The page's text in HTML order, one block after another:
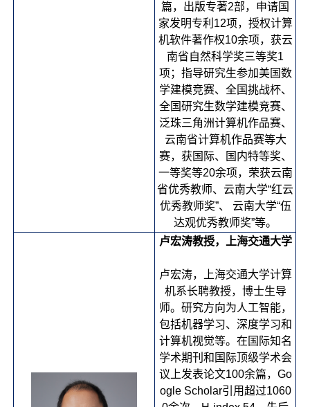
篇，出版专著2部，申请国
家发明专利12项，授权计算
机软件著作权10余项，获云
南省自然科学奖三等奖1
项；指导研究生参加美国数
学建模竞赛、全国挑战杯、
全国研究生数学建模竞赛、
泛珠三角洲计算机作品赛、
云南省计算机作品赛等大
赛，获国际、国内特等奖、
一等奖等20余项，荣获云南
省优秀教师、云南大学“红云
优秀教师奖”、 云南大学“伍
达观优秀教师奖”等。
卢宏涛教授，上海交通大学
卢宏涛，上海交通大学计算
机系长聘教授，博士生导
师。研究方向为人工智能，
包括机器学习、深度学习和
计算机视觉等。在国际知名
学术期刊和国际顶级学术会
议上发表论文100余篇，Go
ogle Scholar引用超过1060